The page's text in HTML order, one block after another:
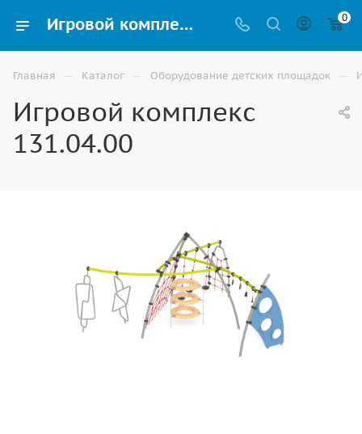
Игровой комплекс 131.04.00 купить для улицы в Астрахани 0
Главная — Каталог — Оборудование детских площадок —
Игровой комплекс
131.04.00